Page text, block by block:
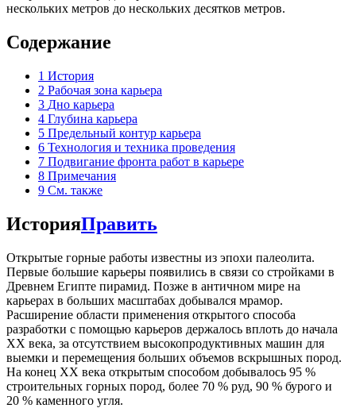
нескольких метров до нескольких десятков метров.
Содержание
1 История
2 Рабочая зона карьера
3 Дно карьера
4 Глубина карьера
5 Предельный контур карьера
6 Технология и техника проведения
7 Подвигание фронта работ в карьере
8 Примечания
9 См. также
ИсторияПравить
Открытые горные работы известны из эпохи палеолита.
Первые большие карьеры появились в связи со стройками в
Древнем Египте пирамид. Позже в античном мире на
карьерах в больших масштабах добывался мрамор.
Расширение области применения открытого способа
разработки с помощью карьеров держалось вплоть до начала
ХХ века, за отсутствием высокопродуктивных машин для
выемки и перемещения больших объемов вскрышных пород.
На конец ХХ века открытым способом добывалось 95 %
строительных горных пород, более 70 % руд, 90 % бурого и
20 % каменного угля.